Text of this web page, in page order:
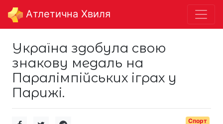
Aтлетична Хвиля
Україна здобула свою
знакову медаль на
Паралімпійських іграх у
Парижі.
Спорт